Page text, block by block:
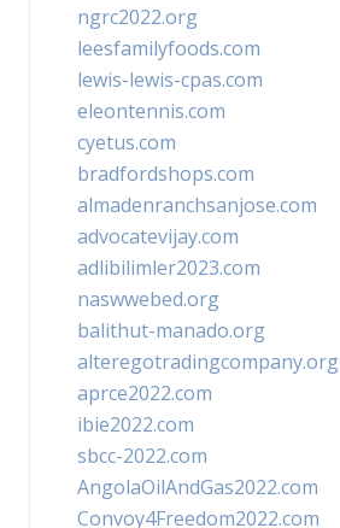
ngrc2022.org
leesfamilyfoods.com
lewis-lewis-cpas.com
eleontennis.com
cyetus.com
bradfordshops.com
almadenranchsanjose.com
advocatevijay.com
adlibilimler2023.com
naswwebed.org
balithut-manado.org
alteregotradingcompany.org
aprce2022.com
ibie2022.com
sbcc-2022.com
AngolaOilAndGas2022.com
Convoy4Freedom2022.com